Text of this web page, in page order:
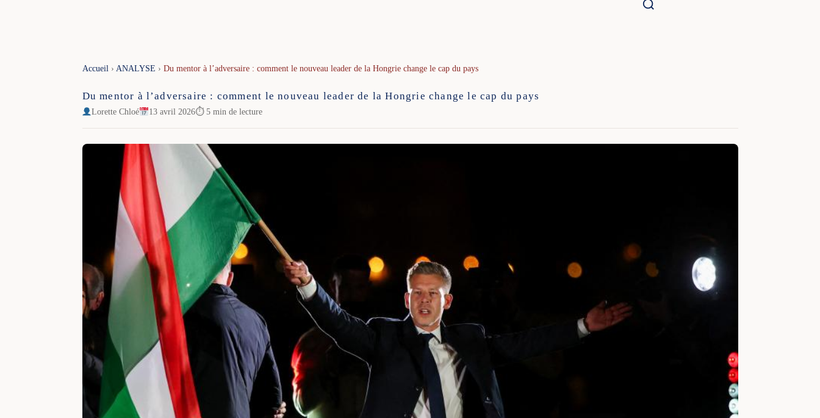
Accueil › ANALYSE › Du mentor à l’adversaire : comment le nouveau leader de la Hongrie change le cap du pays
Du mentor à l’adversaire : comment le nouveau leader de la Hongrie change le cap du pays
Lorette Chloé 13 avril 2026⏱ 5 min de lecture